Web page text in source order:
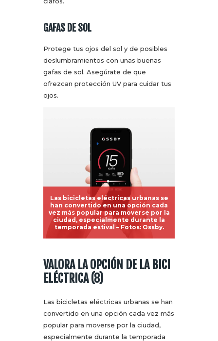
GAFAS DE SOL
Protege tus ojos del sol y de posibles
deslumbramientos con unas buenas
gafas de sol. Asegúrate de que
ofrezcan protección UV para cuidar tus
ojos.
Las bicicletas eléctricas urbanas se
han convertido en una opción cada
vez más popular para moverse por la
ciudad, especialmente durante la
temporada estival – Fotos: Ossby.
VALORA LA OPCIÓN DE LA BICI
ELÉCTRICA (8)
Las bicicletas eléctricas urbanas se han
convertido en una opción cada vez más
popular para moverse por la ciudad,
especialmente durante la temporada